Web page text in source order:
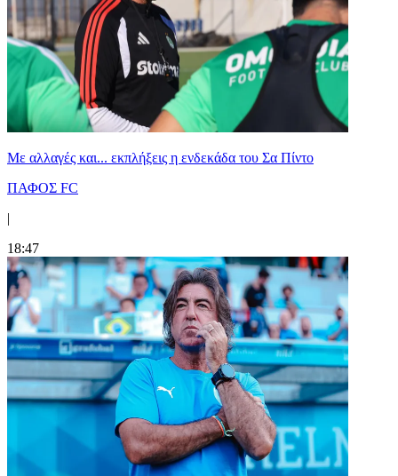
Με αλλαγές και... εκπλήξεις η ενδεκάδα του Σα Πίντο
ΠΑΦΟΣ FC
|
18:47